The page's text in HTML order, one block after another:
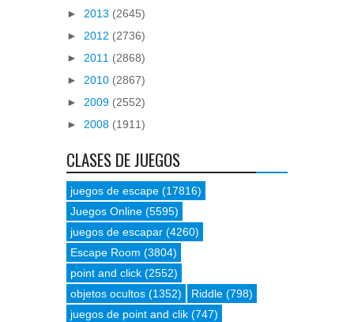
► 2013 (2645)
► 2012 (2736)
► 2011 (2868)
► 2010 (2867)
► 2009 (2552)
► 2008 (1911)
CLASES DE JUEGOS
juegos de escape (17816)
Juegos Online (5595)
juegos de escapar (4260)
Escape Room (3804)
point and click (2552)
objetos ocultos (1352) Riddle (798)
juegos de point and clik (747)